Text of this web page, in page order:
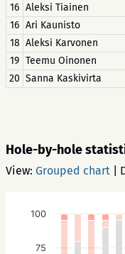
16 Aleksi Tiainen
16 Ari Kaunisto
18 Aleksi Karvonen
19 Teemu Oinonen
20 Sanna Kaskivirta
Hole-by-hole
View: Grouped chart
75
100